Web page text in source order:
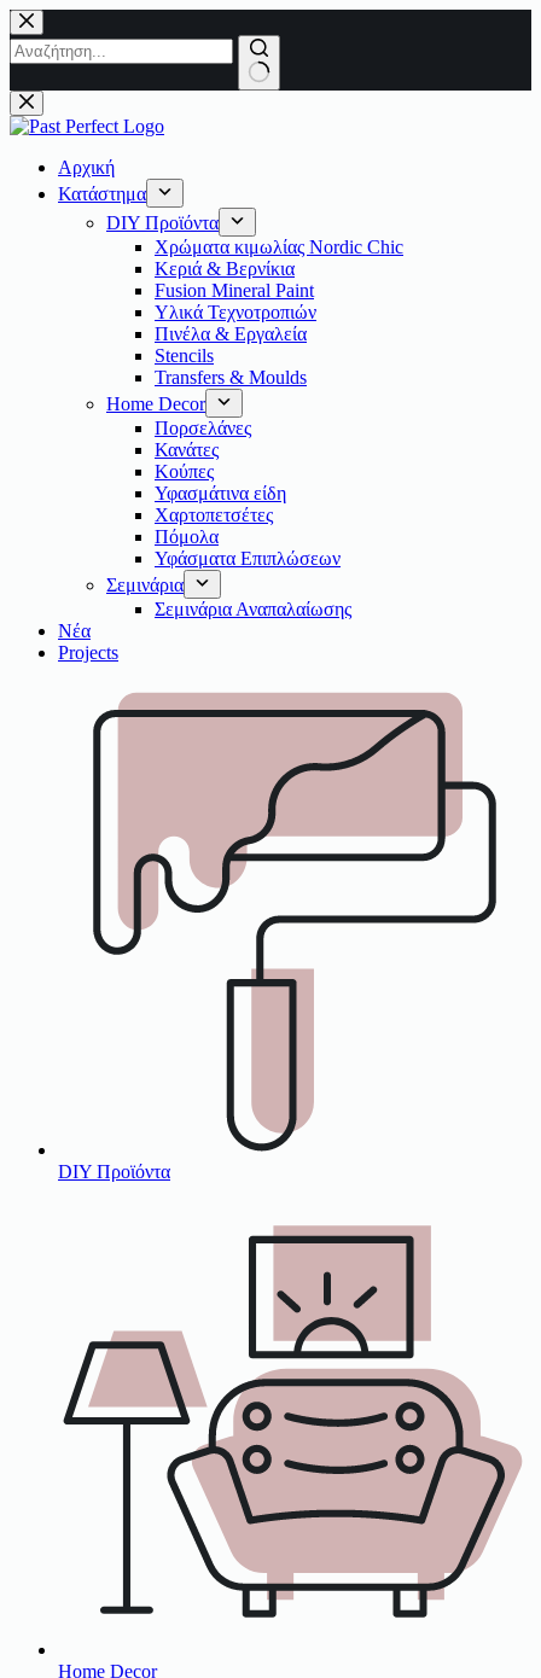
Μετάβαση
στο
περιεχόμενο
No
results
Αρχική
Κατάστημα
DIY Προϊόντα
Χρώματα κιμωλίας Nordic Chic
Κεριά & Βερνίκια
Fusion Mineral Paint
Υλικά Τεχνοτροπιών
Πινέλα & Εργαλεία
Stencils
Transfers & Moulds
Home Decor
Πορσελάνες
Κανάτες
Κούπες
Υφασμάτινα είδη
Χαρτοπετσέτες
Πόμολα
Υφάσματα Επιπλώσεων
Σεμινάρια
Σεμινάρια Αναπαλαίωσης
Νέα
Projects
DIY Προϊόντα
Home Decor